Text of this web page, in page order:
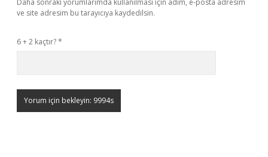
Daha sonraki yorumlarımda kullanılması için adım, e-posta adresim
ve site adresim bu tarayıcıya kaydedilsin.
6 + 2 kaçtır?*